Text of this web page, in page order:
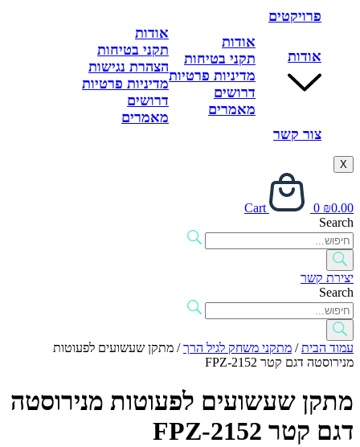
פרויקטים
אודות
אודות
תקני בטיחות
מדיניות פרטיות
דרושים
מאמרים
אודות
תקני בטיחות
הצהרת נגישות
מדיניות פרטיות
דרושים
מאמרים
צור קשר
X
₪0.00
0
Cart
Search
יצירת קשר
Search
עמוד הבית/ מתקני משחק לגיל הרך/ מתקן שעשועים לפעוטות
מנירוסטה דגם קטר FPZ-2152
מתקן שעשועים לפעוטות מנירוסטה
דגם קטר FPZ-2152